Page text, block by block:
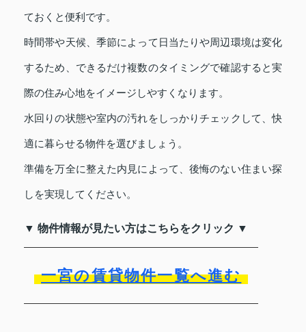
ておくと便利です。
時間帯や天候、季節によって日当たりや周辺環境は変化
するため、できるだけ複数のタイミングで確認すると実
際の住み心地をイメージしやすくなります。
水回りの状態や室内の汚れをしっかりチェックして、快
適に暮らせる物件を選びましょう。
準備を万全に整えた内見によって、後悔のない住まい探
しを実現してください。
▼ 物件情報が見たい方はこちらをクリック ▼
一宮の賃貸物件一覧へ進む